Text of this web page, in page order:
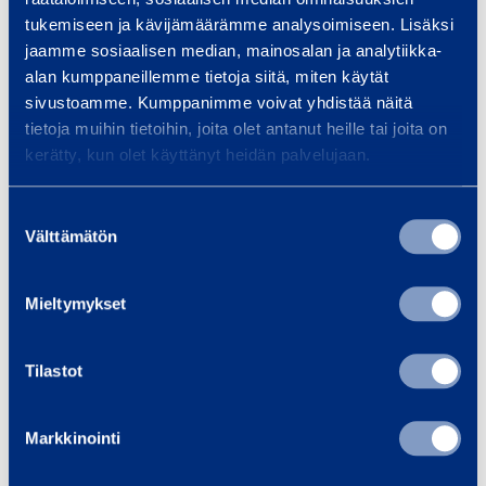
tukemiseen ja kävijämäärämme analysoimiseen. Lisäksi
jaamme sosiaalisen median, mainosalan ja analytiikka-
alan kumppaneillemme tietoja siitä, miten käytät
sivustoamme. Kumppanimme voivat yhdistää näitä
tietoja muihin tietoihin, joita olet antanut heille tai joita on
kerätty, kun olet käyttänyt heidän palvelujaan.
valinta
Välttämätön
Mieltymykset
Tilastot
Markkinointi
S
p
i
k
1,00 €
Till